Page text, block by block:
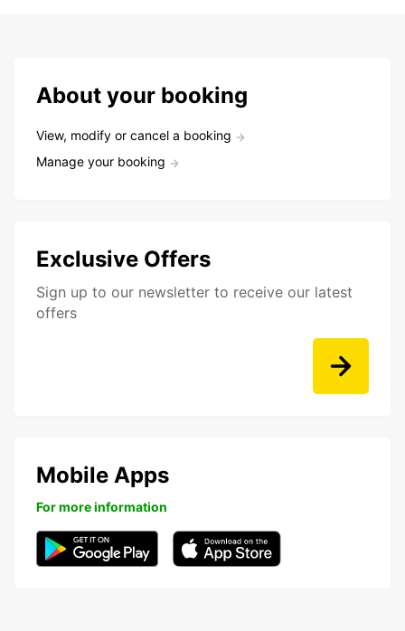
About your booking
View, modify or cancel a booking
Manage your booking
Exclusive Offers
Sign up to our newsletter to receive our latest
offers
Mobile Apps
For more information